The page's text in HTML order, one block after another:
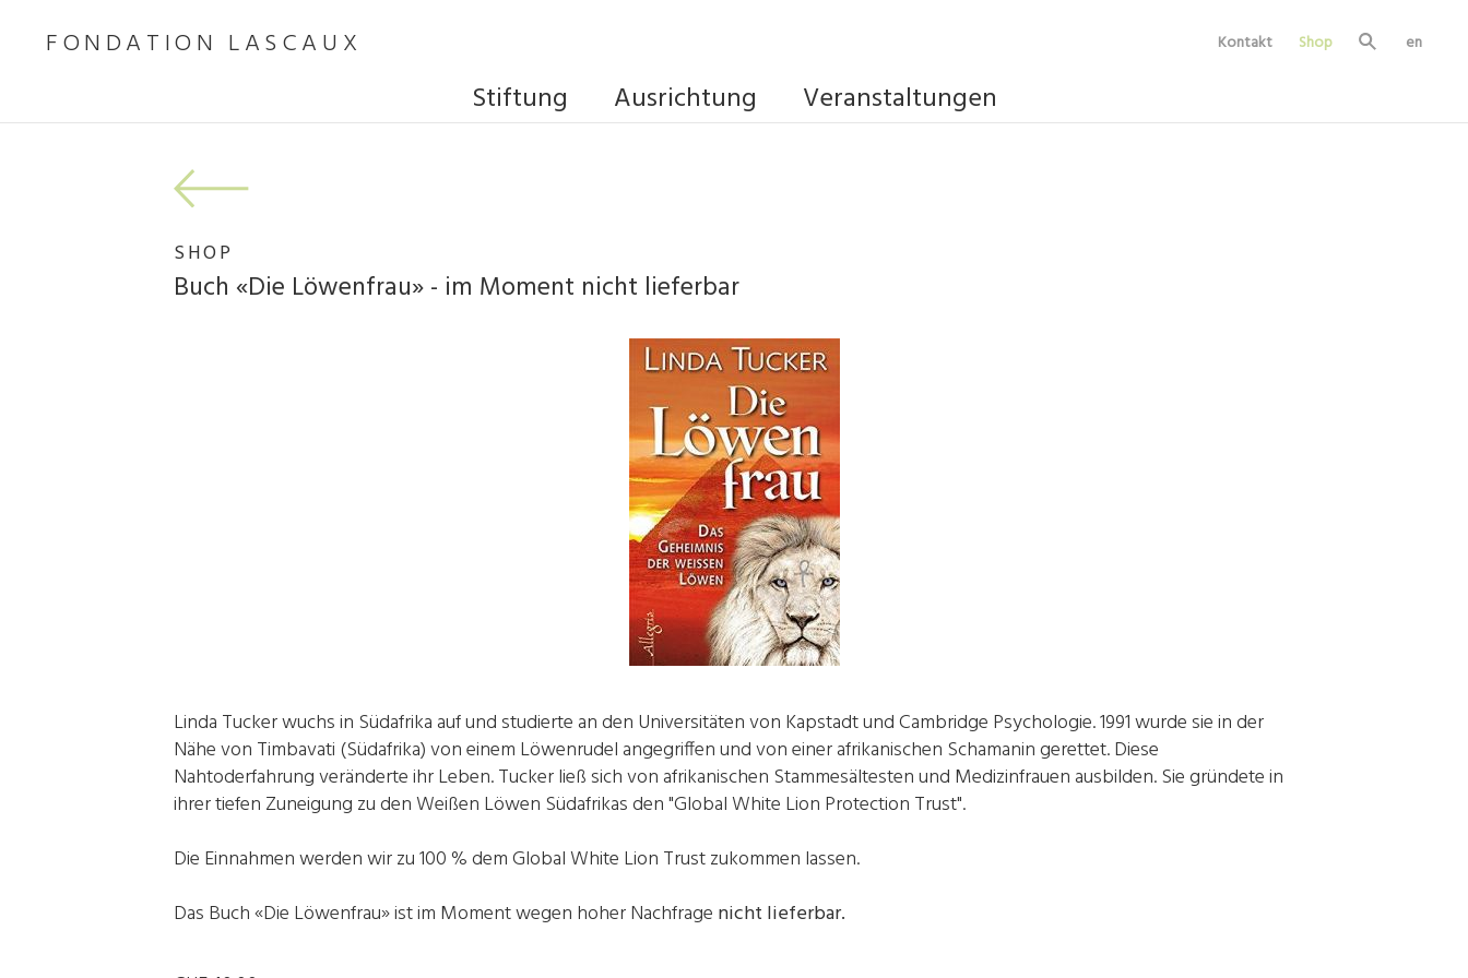
FONDATION LASCAUX Kontakt Shop
Su
en
Stiftung Ausrichtung Veranstaltungen
SHOP
Buch «Die Löwenfrau» - im Moment nicht lieferbar
Linda Tucker wuchs in Südafrika auf und studierte an den Universitäten von Kapstadt und Cambridge Psychologie. 1991 wurde sie in der
Nähe von Timbavati (Südafrika) von einem Löwenrudel angegriffen und von einer afrikanischen Schamanin gerettet. Diese
Nahtoderfahrung veränderte ihr Leben. Tucker ließ sich von afrikanischen Stammesältesten und Medizinfrauen ausbilden. Sie gründete in
ihrer tiefen Zuneigung zu den Weißen Löwen Südafrikas den "Global White Lion Protection Trust".
Die Einnahmen werden wir zu 100 % dem Global White Lion Trust zukommen lassen.
Das Buch «Die Löwenfrau» ist im Moment wegen hoher Nachfrage nicht lieferbar.